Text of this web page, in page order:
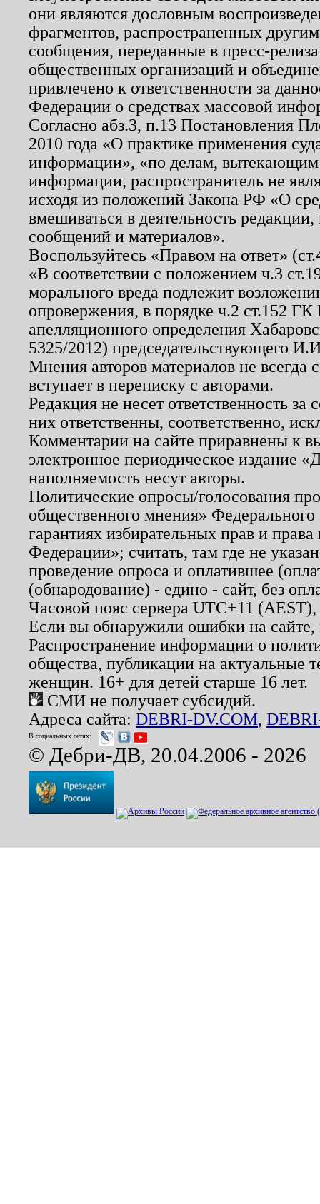
они являются дословным
фрагментов, распространенных
сообщения, переданные в пресс-
общественных организаций и
привлечено к ответственности за
Федерации о средствах массовой
Согласно абз.3, п.13 Постановления
2010 года «О практике применения
информации», «по делам, вытекающим
информации, распространитель не
исходя из положений Закона РФ «О
вмешиваться в деятельность
сообщений и материалов».
Воспользуйтесь «Правом на ответ»
«В соответствии с положением ч.3
морального вреда подлежит
опровержения, в порядке ч.2 ст.152
апелляционного определения
5325/2012) председательствующего
Мнения авторов материалов не
вступает в переписку с авторами.
Редакция не несет ответственность
них ответственны, соответственно,
Комментарии на сайте приравнены к
электронное периодическое издание
наполняемость несут авторы.
Политические опросы/голосования
общественного мнения»
гарантиях избирательных прав и
Федерации»; считать, там где не
проведение опроса и оплатившее
(обнародование) - едино - сайт, без
Часовой пояс сервера UTC+11
Если вы обнаружили ошибки на
Распространение информации о
общества, публикации на актуальные
женщин. 16+ для детей старше 16 лет.
СМИ не получает субсидий.
Адреса сайта: DEBRI-DV.COM,
В социальных сетях:
© Дебри-ДВ, 20.04.2006 - 2026